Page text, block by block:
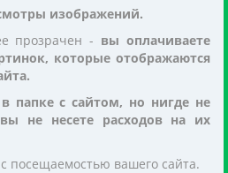
изображений.
прозрачен - вы оплачиваете
которые отображаются
папке с сайтом, но нигде не
не несете расходов на их
посещаемостью вашего сайта.